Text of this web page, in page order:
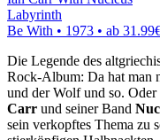
Labyrinth
Be With • 1973 • ab
Die Legende des
Rock-Album: Da hat man
und der Wolf und so.
Carr und seiner Band
sein verkopftes Thema zu